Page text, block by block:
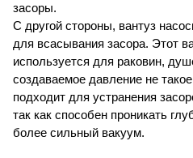
засоры.
С другой стороны, вантуз
для всасывания засора. Этот
используется для раковин,
создаваемое давление не
подходит для устранения
так как способен проникать
более сильный вакуум.